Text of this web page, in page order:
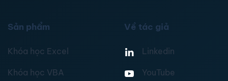
Sản phẩm
Khóa học Excel
Khóa học VBA
Về tác giả
Linkedin
YouTube